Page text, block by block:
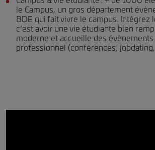
le Campus, un gros département
BDE qui fait vivre le campus. Intégrez
c’est avoir une vie étudiante bien
moderne et accueille des
professionnel (conférences,